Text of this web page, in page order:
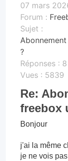
07 mars
Forum :
Sujet :
?
Réponses : 8
Vues : 5839
Re:
freebox
Bonjour
j'ai la même
je ne vois